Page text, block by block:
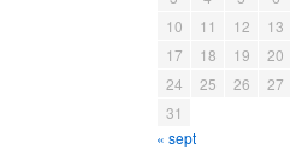
« sept
10
11 12 13
17
18 19 20
24
25 26 27
31